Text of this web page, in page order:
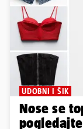
UDOBNI I ŠIK
Nose se